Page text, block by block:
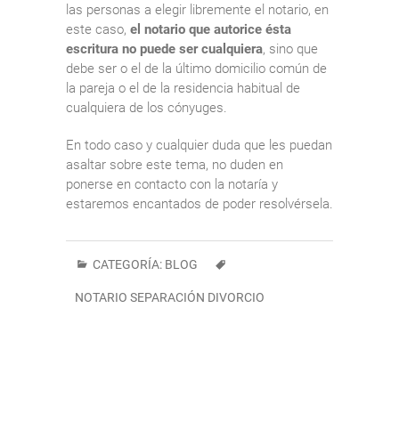
las personas a elegir libremente el notario, en
este caso, el notario que autorice ésta
escritura no puede ser cualquiera, sino que
debe ser o el de la último domicilio común de
la pareja o el de la residencia habitual de
cualquiera de los cónyuges.
En todo caso y cualquier duda que les puedan
asaltar sobre este tema, no duden en
ponerse en contacto con la notaría y
estaremos encantados de poder resolvérsela.
CATEGORÍA: BLOG
NOTARIO SEPARACIÓN DIVORCIO